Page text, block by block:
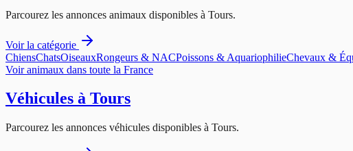
Parcourez les annonces animaux disponibles à Tours.
Voir la catégorie
ChiensChatsOiseauxRongeurs & NACPoissons & AquariophilieChevaux &
Voiranimaux dans toute la France
Véhicules à Tours
Parcourez les annonces véhicules disponibles à Tours.